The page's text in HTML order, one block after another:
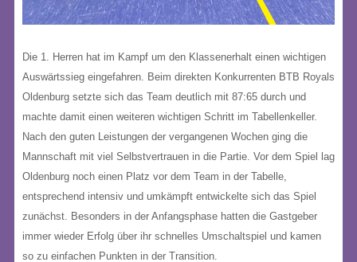
Die 1. Herren hat im Kampf um den Klassenerhalt einen wichtigen
Auswärtssieg eingefahren. Beim direkten Konkurrenten BTB Royals
Oldenburg setzte sich das Team deutlich mit 87:65 durch und
machte damit einen weiteren wichtigen Schritt im Tabellenkeller.
Nach den guten Leistungen der vergangenen Wochen ging die
Mannschaft mit viel Selbstvertrauen in die Partie. Vor dem Spiel lag
Oldenburg noch einen Platz vor dem Team in der Tabelle,
entsprechend intensiv und umkämpft entwickelte sich das Spiel
zunächst. Besonders in der Anfangsphase hatten die Gastgeber
immer wieder Erfolg über ihr schnelles Umschaltspiel und kamen
so zu einfachen Punkten in der Transition.